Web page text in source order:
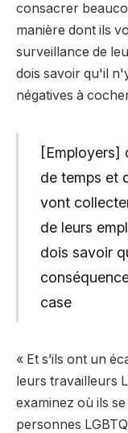
consacrer
manière dont ils
surveillance de
dois savoir qu'il
négatives à
[Employers]
de temps et
vont
de leurs
dois savoir
case
« Et s’ils ont un
leurs travailleurs
examinez où ils
personnes